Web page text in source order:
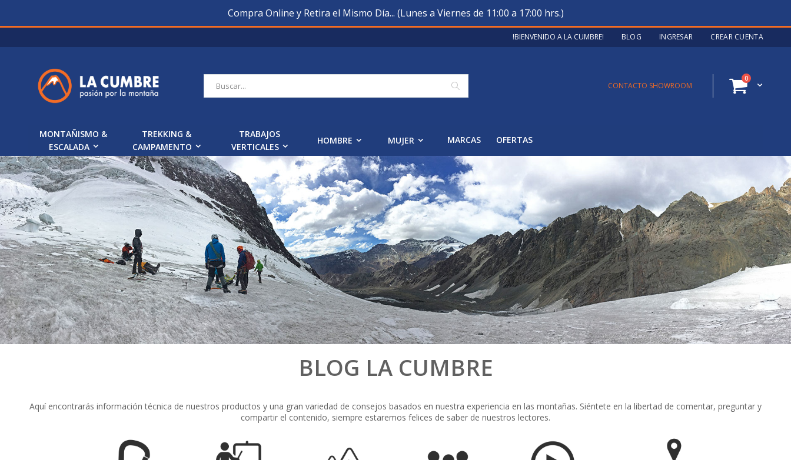
Compra Online y Retira el Mismo Día... (Lunes a Viernes de 11:00 a 17:00 hrs.)
a
!BIENVENIDO A LA CUMBRE! BLOG INGRESAR CREAR CUENTA
Cart
0artículos
Buscar
CONTACTO SHOWROOM
MONTAÑISMO &
ESCALADA
TREKKING &
CAMPAMENTO
TRABAJOS
VERTICALES
HOMBRE MUJER MARCAS OFERTAS
BLOG LA CUMBRE
Aquí encontrarás información técnica de nuestros productos y una gran variedad de consejos basados en nuestra experiencia en las montañas. Siéntete en la libertad de comentar, preguntar y
compartir el contenido, siempre estaremos felices de saber de nuestros lectores.